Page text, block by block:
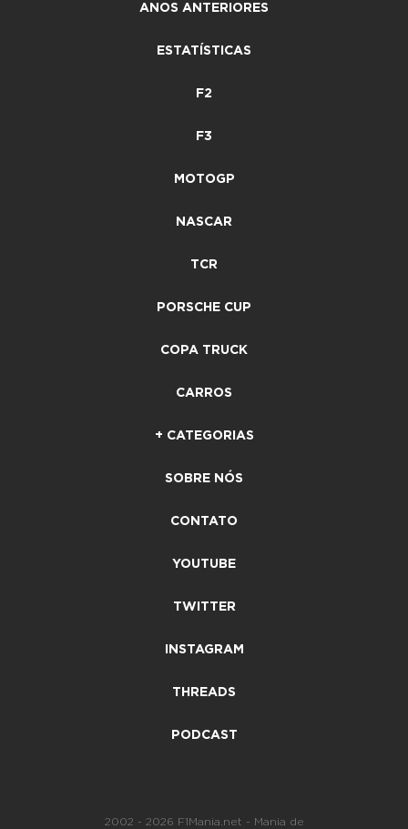
ANOS ANTERIORES
ESTATÍSTICAS
F2
F3
MOTOGP
NASCAR
TCR
PORSCHE CUP
COPA TRUCK
CARROS
+ CATEGORIAS
SOBRE NÓS
CONTATO
YOUTUBE
TWITTER
INSTAGRAM
THREADS
PODCAST
2002 - 2026 F1Mania.net - Mania de